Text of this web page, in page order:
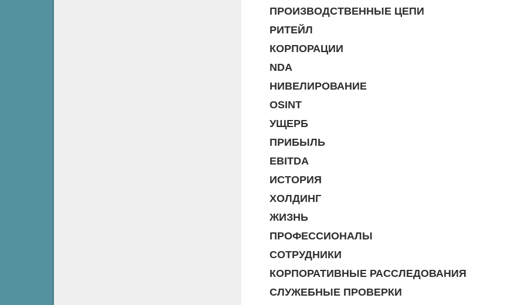
ПРОИЗВОДСТВЕННЫЕ ЦЕПИ
РИТЕЙЛ
КОРПОРАЦИИ
NDA
НИВЕЛИРОВАНИЕ
OSINT
УЩЕРБ
ПРИБЫЛЬ
EBITDA
ИСТОРИЯ
ХОЛДИНГ
ЖИЗНЬ
ПРОФЕССИОНАЛЫ
СОТРУДНИКИ
КОРПОРАТИВНЫЕ РАССЛЕДОВАНИЯ
СЛУЖЕБНЫЕ ПРОВЕРКИ